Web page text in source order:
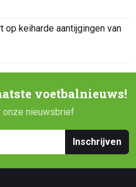
op keiharde aantijgingen van
voetbalnieuws!
onze nieuwsbrief
Inschrijven